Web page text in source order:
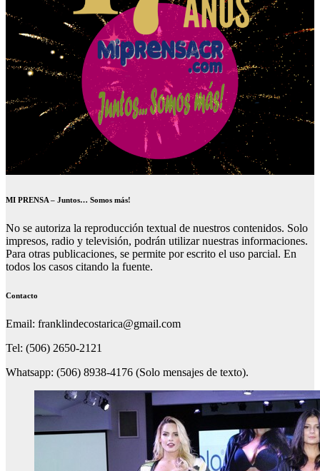
MI PRENSA – Juntos… Somos más!
No se autoriza la reproducción textual de nuestros contenidos. Solo
impresos, radio y televisión, podrán utilizar nuestras informaciones.
Para otras publicaciones, se permite por escrito el uso parcial. En
todos los casos citando la fuente.
Contacto
Email: franklindecostarica@gmail.com
Tel: (506) 2650-2121
Whatsapp: (506) 8938-4176 (Solo mensajes de texto).